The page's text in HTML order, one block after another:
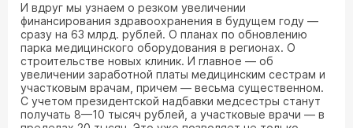
И вдруг мы узнаем о резком увеличении
финансирования здравоохранения в будущем году —
сразу на 63 млрд. рублей. О планах по обновлению
парка медицинского оборудования в регионах. О
строительстве новых клиник. И главное — об
увеличении заработной платы медицинским сестрам и
участковым врачам, причем — весьма существенном.
С учетом президентской надбавки медсестры станут
получать 8—10 тысяч рублей, а участковые врачи — в